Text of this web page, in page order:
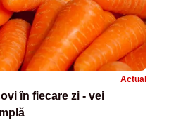
Actual
în fiecare zi - vei